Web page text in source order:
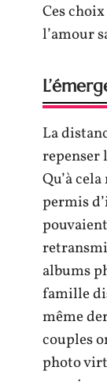
Ces
l’amour
La
repenser
Qu’à
permis
albums
famille
même
couples
photo